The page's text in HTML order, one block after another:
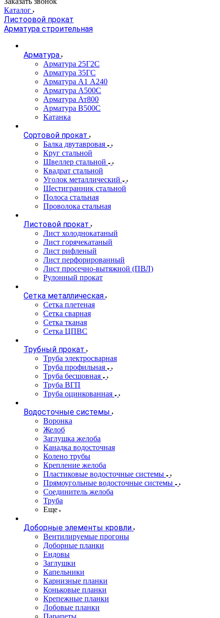
Каталог
Листоовой прокат
Арматура строительная
Арматура
Арматура 25Г2С
Арматура 35ГС
Арматура А1 А240
Арматура А500С
Арматура Ат800
Арматура В500С
Катанка
Сортовой прокат
Балка двутавровая
Круг стальной
Швеллер стальной
Квадрат стальной
Уголок металлический
Шестигранник стальной
Полоса стальная
Проволока стальная
Листовой прокат
Лист холоднокатаный
Лист горячекатаный
Лист рифленый
Лист перфорированный
Лист просечно-вытяжной (ПВЛ)
Рулонный прокат
Сетка металлическая
Сетка плетеная
Сетка сварная
Сетка тканая
Сетка ЦПВС
Трубный прокат
Труба электросварная
Труба профильная
Труба бесшовная
Труба ВГП
Труба оцинкованная
Водосточные системы
Воронка
Желоб
Заглушка желоба
Канадка водосточная
Колено трубы
Крепление желоба
Пластиковые водосточные системы
Прямоугольные водосточные системы
Соединитель желоба
Труба
Еще
Доборные элементы кровли
Вентилируемые прогоны
Доборные планки
Ендовы
Заглушки
Капельники
Карнизные планки
Коньковые планки
Крепежные планки
Лобовые планки
Парапеты